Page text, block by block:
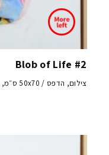
Blob of Life #2
צילום, הדפס / 50x70 ס״מ, 2020